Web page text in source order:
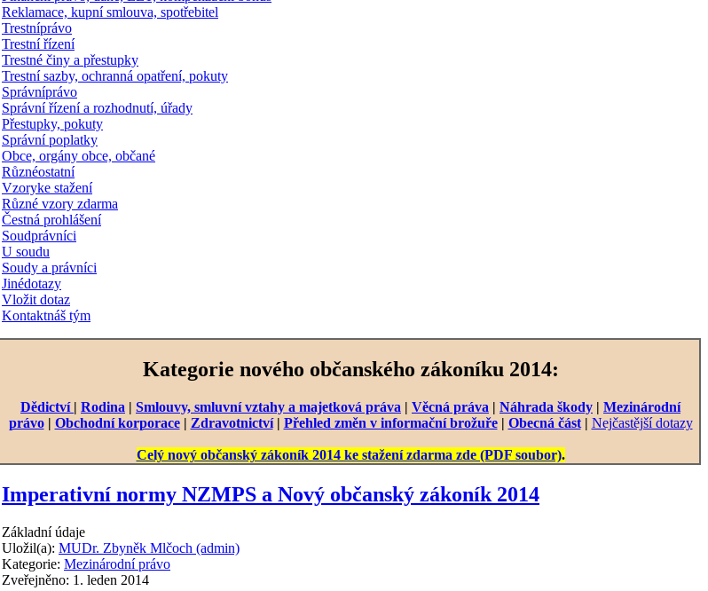
Reklamace, kupní smlouva, spotřebitel
Trestníprávo
Trestní řízení
Trestné činy a přestupky
Trestní sazby, ochranná opatření, pokuty
Správníprávo
Správní řízení a rozhodnutí, úřady
Přestupky, pokuty
Správní poplatky
Obce, orgány obce, občané
Různéostatní
Vzoryke stažení
Různé vzory zdarma
Čestná prohlášení
Soudprávníci
U soudu
Soudy a právníci
Jinédotazy
Vložit dotaz
Kontaktnáš tým
Kategorie nového občanského zákoníku 2014:
Dědictví | Rodina | Smlouvy, smluvní vztahy a majetková práva | Věcná práva | Náhrada škody | Mezinárodní
právo| Obchodní korporace| Zdravotnictví| Přehled změn v informační brožuře| Obecná část| Nejčastější dotazy
Celý nový občanský zákoník 2014 ke stažení zdarma zde (PDF soubor).
Imperativní normy NZMPS a Nový občanský zákoník 2014
Základní údaje
Uložil(a): MUDr. Zbyněk Mlčoch (admin)
Kategorie: Mezinárodní právo
Zveřejněno: 1. leden 2014